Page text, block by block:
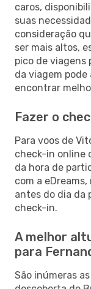
caros,
suas
consideração
ser mais altos,
pico de viagens
da viagem
encontrar
Fazer o
Para voos de
check-in online
da hora de
com a
antes do dia da
check-in.
A melhor
para
São inúmeras